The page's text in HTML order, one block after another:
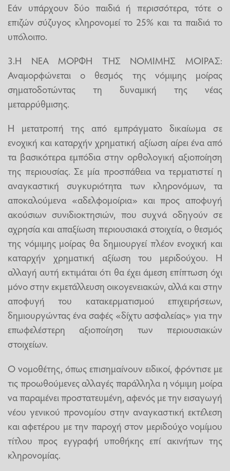
Εάν υπάρχουν δύο παιδιά ή περισσότερα, τότε ο
επιζών σύζυγος κληρονομεί το 25% και τα παιδιά το
υπόλοιπο.
3.Η ΝΕΑ ΜΟΡΦΗ ΤΗΣ ΝΟΜΙΜΗΣ ΜΟΙΡΑΣ:
Αναμορφώνεται ο θεσμός της νόμιμης μοίρας
σηματοδοτώντας τη δυναμική της νέας
μεταρρύθμισης.
Η μετατροπή της από εμπράγματο δικαίωμα σε
ενοχική και καταρχήν χρηματική αξίωση αίρει ένα από
τα βασικότερα εμπόδια στην ορθολογική αξιοποίηση
της περιουσίας. Σε μία προσπάθεια να τερματιστεί η
αναγκαστική συγκυριότητα των κληρονόμων, τα
αποκαλούμενα «αδελφομοίρια» και προς αποφυγή
ακούσιων συνιδιοκτησιών, που συχνά οδηγούν σε
αχρησία και απαξίωση περιουσιακά στοιχεία, ο θεσμός
της νόμιμης μοίρας θα δημιουργεί πλέον ενοχική και
καταρχήν χρηματική αξίωση του μεριδούχου. Η
αλλαγή αυτή εκτιμάται ότι θα έχει άμεση επίπτωση όχι
μόνο στην εκμετάλλευση οικογενειακών, αλλά και στην
αποφυγή του κατακερματισμού επιχειρήσεων,
δημιουργώντας ένα σαφές «δίχτυ ασφαλείας» για την
επωφελέστερη αξιοποίηση των περιουσιακών
στοιχείων.
Ο νομοθέτης, όπως επισημαίνουν ειδικοί, φρόντισε με
τις προωθούμενες αλλαγές παράλληλα η νόμιμη μοίρα
να παραμένει προστατευμένη, αφενός με την εισαγωγή
νέου γενικού προνομίου στην αναγκαστική εκτέλεση
και αφετέρου με την παροχή στον μεριδούχο νομίμου
τίτλου προς εγγραφή υποθήκης επί ακινήτων της
κληρονομίας.